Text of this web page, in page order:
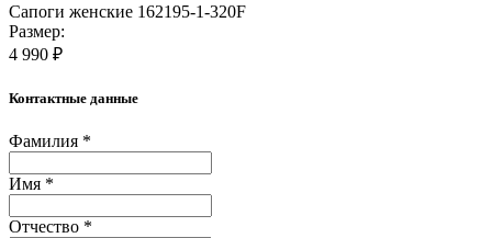
Сапоги женские 162195-1-320F
Размер:
4 990 ₽
Контактные данные
Фамилия *
Имя *
Отчество *